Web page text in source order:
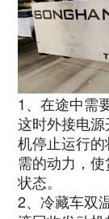
1、在途中需
这时外接电
机停止运行
需的动力，
状态。
2、冷藏车双